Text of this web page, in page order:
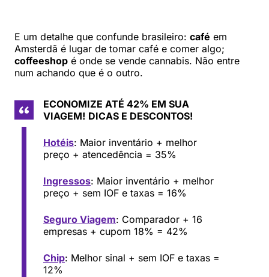
E um detalhe que confunde brasileiro: café em
Amsterdã é lugar de tomar café e comer algo;
coffeeshop é onde se vende cannabis. Não entre
num achando que é o outro.
ECONOMIZE ATÉ 42% EM SUA
VIAGEM! DICAS E DESCONTOS!
Hotéis: Maior inventário + melhor
preço + atencedência = 35%
Ingressos: Maior inventário + melhor
preço + sem IOF e taxas = 16%
Seguro Viagem: Comparador + 16
empresas + cupom 18% = 42%
Chip: Melhor sinal + sem IOF e taxas =
12%